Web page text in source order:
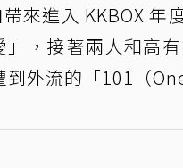
來進入 KKBOX
，接著兩人和高
外流的「101（